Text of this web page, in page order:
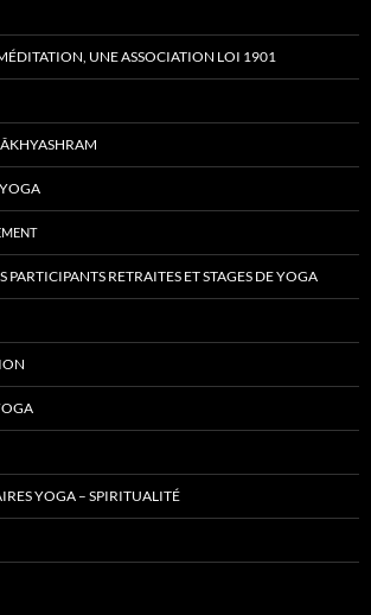
UNE ASSOCIATION LOI 1901
PARTICIPANTS RETRAITES ET STAGES DE YOGA
YOGA – SPIRITUALITÉ